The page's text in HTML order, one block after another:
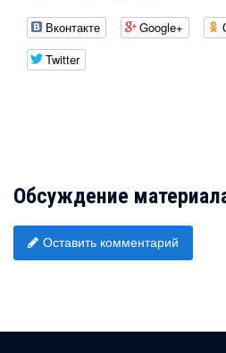
Вконтакте Google+
Twitter
Обсуждение
Оставить комментарий